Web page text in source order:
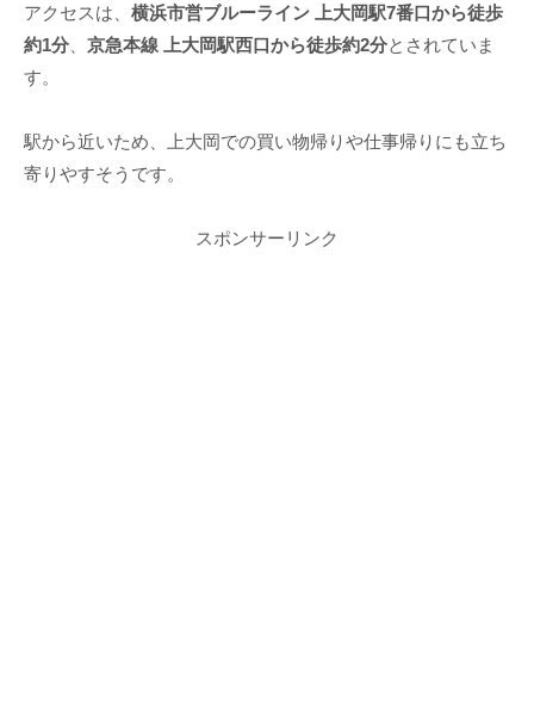
アクセスは、 横浜市営ブルーライン 上大岡駅7番口から徒歩
約1分
京急本線 上大岡駅西口から徒歩約2分とされていま
す。
駅から近いため、上大岡での買い物帰りや仕事帰りにも立ち
寄りやすそうです。
スポンサーリンク